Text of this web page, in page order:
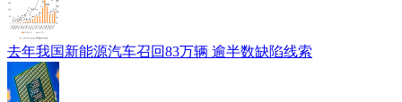
去年我国新能源汽车召回83万辆 逾半数缺陷线索